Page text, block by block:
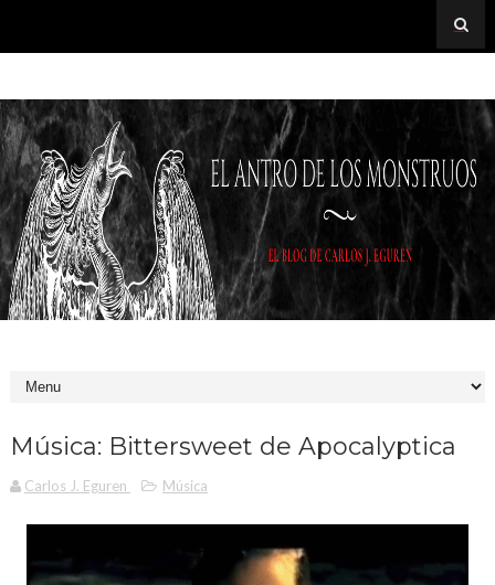
Música: Bittersweet de Apocalyptica
Carlos J. Eguren Música